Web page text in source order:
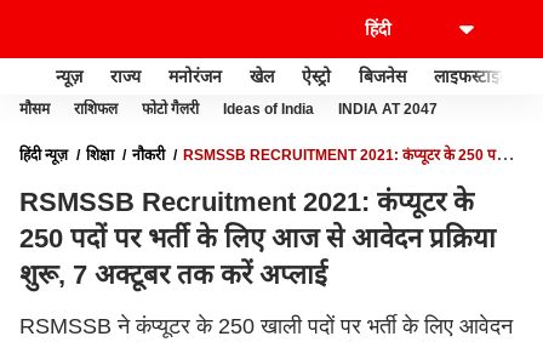
न्यूज़ राज्य मनोरंजन खेल ऐस्ट्रो बिजनेस लाइफस्टाइल
मौसम राशिफल फोटो गैलरी Ideas of India INDIA AT 2047
हिंदी न्यूज़ शिक्षा नौकरी
RSMSSB RECRUITMENT 2021: कंप्यूटर के 250 पदों
RSMSSB Recruitment 2021: कंप्यूटर के
250 पदों पर भर्ती के लिए आज से आवेदन प्रक्रिया
शुरू, 7 अक्टूबर तक करें अप्लाई
RSMSSB ने कंप्यूटर के 250 खाली पदों पर भर्ती के लिए आवेदन